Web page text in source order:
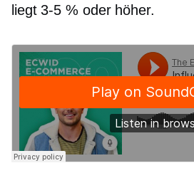
liegt3-5 % oder höher.